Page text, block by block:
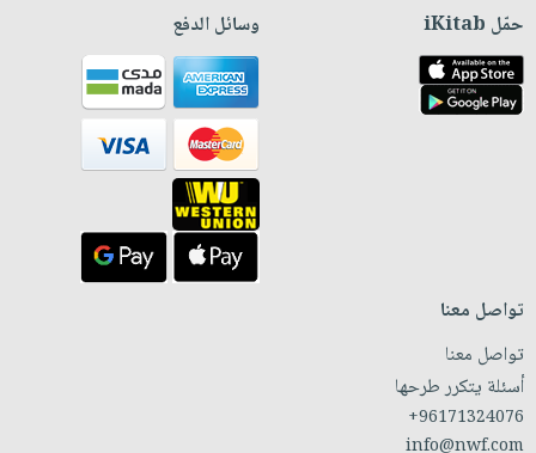
حمّل iKitab وسائل الدفع
تواصل معنا
تواصل معنا
أسئلة يتكرر طرحها
+96171324076